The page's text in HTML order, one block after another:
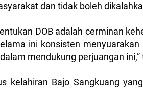
dan tidak boleh
DOB adalah cerminan
ini konsisten
mendukung perjuangan ini,”
kelahiran Bajo Sangkuang